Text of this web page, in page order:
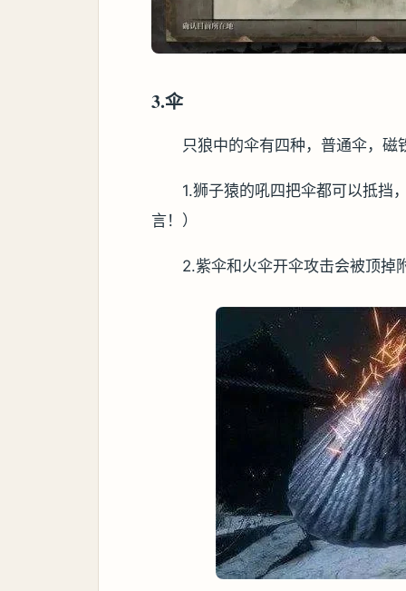
3.伞
只狼中的伞有四种，普通伞，
1.狮子猿的吼四把伞都可以抵挡
言！）
2.紫伞和火伞开伞攻击会被顶掉